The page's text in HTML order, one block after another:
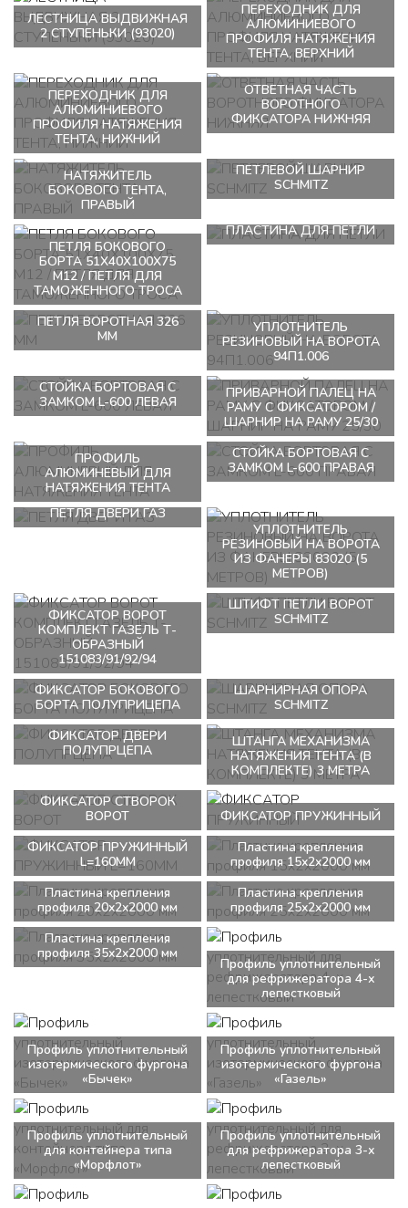
ЛЕСТНИЦА ВЫДВИЖНАЯ
2 СТУПЕНЬКИ (93020)
ПЕРЕХОДНИК ДЛЯ
АЛЮМИНИЕВОГО
ПРОФИЛЯ НАТЯЖЕНИЯ
ТЕНТА, ВЕРХНИЙ
ПЕРЕХОДНИК ДЛЯ
АЛЮМИНИЕВОГО
ПРОФИЛЯ НАТЯЖЕНИЯ
ТЕНТА, НИЖНИЙ
ОТВЕТНАЯ ЧАСТЬ
ВОРОТНОГО
ФИКСАТОРА НИЖНЯЯ
НАТЯЖИТЕЛЬ
БОКОВОГО ТЕНТА,
ПРАВЫЙ
ПЕТЛЕВОЙ ШАРНИР
SCHMITZ
ПЕТЛЯ БОКОВОГО
БОРТА 51Х40Х100Х75
М12 / ПЕТЛЯ ДЛЯ
ТАМОЖЕННОГО ТРОСА
ПЛАСТИНА ДЛЯ ПЕТЛИ
ПЕТЛЯ ВОРОТНАЯ 326
ММ
УПЛОТНИТЕЛЬ
РЕЗИНОВЫЙ НА ВОРОТА
94П1.006
СТОЙКА БОРТОВАЯ С
ЗАМКОМ L-600 ЛЕВАЯ
ПРИВАРНОЙ ПАЛЕЦ НА
РАМУ С ФИКСАТОРОМ /
ШАРНИР НА РАМУ 25/30
ПРОФИЛЬ
АЛЮМИНЕВЫЙ ДЛЯ
НАТЯЖЕНИЯ ТЕНТА
СТОЙКА БОРТОВАЯ С
ЗАМКОМ L-600 ПРАВАЯ
ПЕТЛЯ ДВЕРИ ГАЗ
УПЛОТНИТЕЛЬ
РЕЗИНОВЫЙ НА ВОРОТА
ИЗ ФАНЕРЫ 83020 (5
МЕТРОВ)
ФИКСАТОР ВОРОТ
КОМПЛЕКТ ГАЗЕЛЬ Т-
ОБРАЗНЫЙ
151083/91/92/94
ШТИФТ ПЕТЛИ ВОРОТ
SCHMITZ
ФИКСАТОР БОКОВОГО
БОРТА ПОЛУПРИЦЕПА
ШАРНИРНАЯ ОПОРА
SCHMITZ
ФИКСАТОР ДВЕРИ
ПОЛУПРЦЕПА
ШТАНГА МЕХАНИЗМА
НАТЯЖЕНИЯ ТЕНТА (В
КОМПЛЕКТЕ) 3 МЕТРА
ФИКСАТОР СТВОРОК
ВОРОТ
ФИКСАТОР ПРУЖИННЫЙ
ФИКСАТОР ПРУЖИННЫЙ
L=160ММ
Пластина крепления
профиля 15x2x2000 мм
Пластина крепления
профиля 20x2x2000 мм
Пластина крепления
профиля 25x2x2000 мм
Пластина крепления
профиля 35x2x2000 мм
Профиль уплотнительный
для рефрижератора 4-х
лепестковый
Профиль уплотнительный
изотермического фургона
«Бычек»
Профиль уплотнительный
изотермического фургона
«Газель»
Профиль уплотнительный
для контейнера типа
«Морфлот»
Профиль уплотнительный
для рефрижератора 3-х
лепестковый